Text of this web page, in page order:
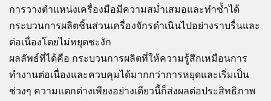
การวางตำแหน่งเครื่องมือมีความสม่ำเสมอและทำซ้ำได้
กระบวนการผลิตชิ้นส่วนเครื่องจักรดำเนินไปอย่างราบรื่นและ
ต่อเนื่องโดยไม่หยุดชะงัก
ผลลัพธ์ที่ได้คือ กระบวนการผลิตที่ให้ความรู้สึกเหมือนการ
ทำงานต่อเนื่องและควบคุมได้มากกว่าการหยุดและเริ่มเป็น
ช่วงๆ ความแตกต่างเพียงอย่างเดียวนี้ก็ส่งผลต่อประสิทธิภาพ